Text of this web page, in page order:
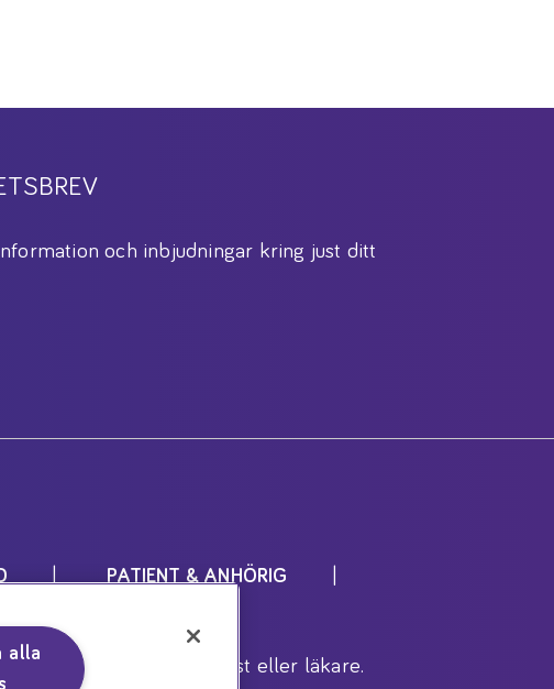
och inbjudningar kring just ditt
PATIENT & ANHÖRIG
under inrådan av dietist eller läkare.
alla